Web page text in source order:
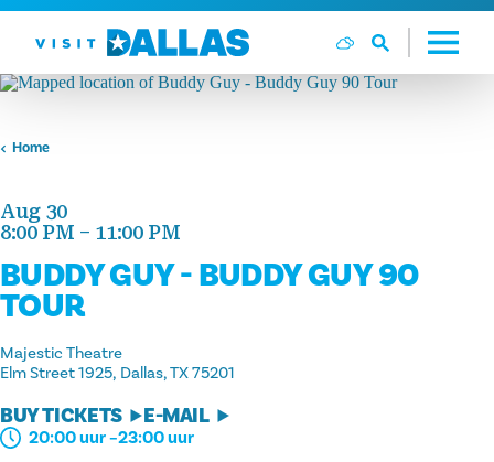
Ga naar de inhoud
Home
Aug 30
8:00 PM – 11:00 PM
BUDDY GUY - BUDDY GUY 90
TOUR
Majestic Theatre
Elm Street 1925 Dallas, TX 75201
BUY TICKETS E-MAIL
20:00 uur –23:00 uur